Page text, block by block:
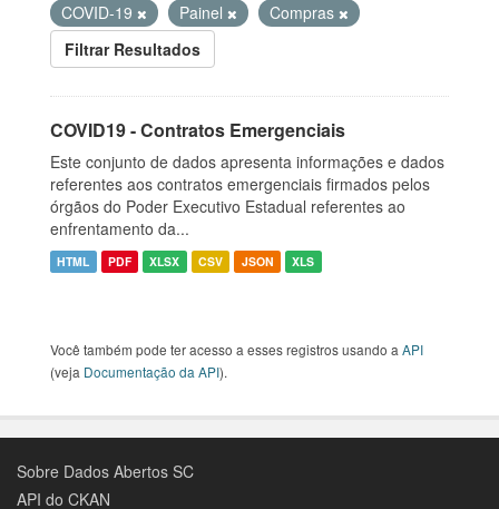
COVID-19
Painel
Compras
Filtrar Resultados
COVID19 - Contratos Emergenciais
Este conjunto de dados apresenta informações e dados
referentes aos contratos emergenciais firmados pelos
órgãos do Poder Executivo Estadual referentes ao
enfrentamento da...
HTML PDF XLSX CSV JSON XLS
Você também pode ter acesso a esses registros usando a API
(veja Documentação da API).
Sobre Dados Abertos SC
API do CKAN